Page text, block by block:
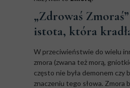
„Zdrowaś
istota, która
W przeciwieństwie do wielu
zmora (zwana też morą,
często nie była demonem czy
znaczeniu tego słowa. Zmora